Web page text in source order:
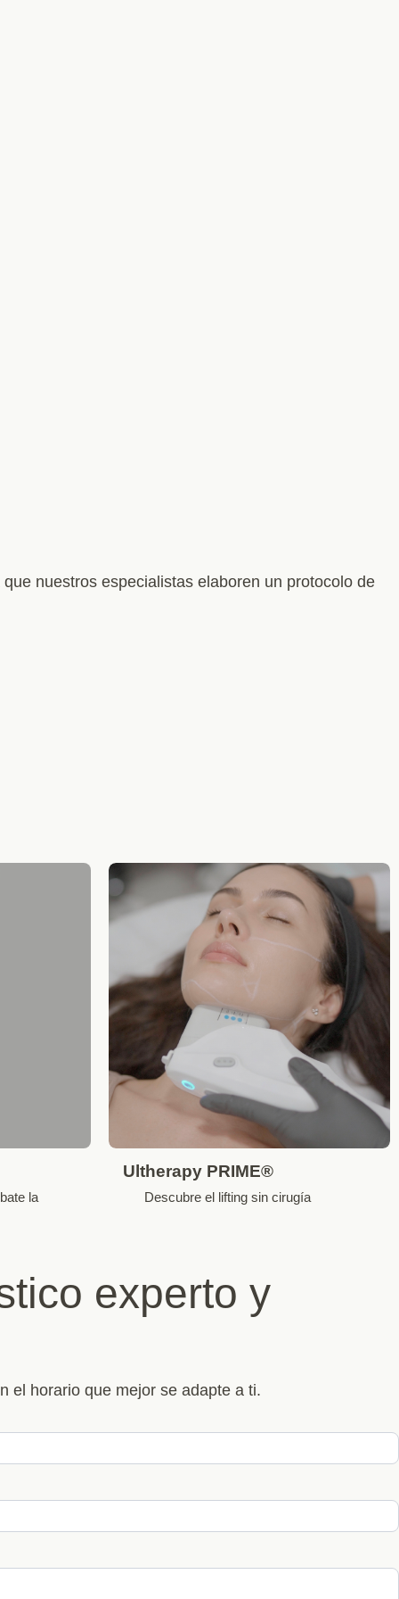
nuestros especialistas elaboren un protocolo de
la
Ultherapy PRIME®
Descubre el lifting sin cirugía
experto y
el horario que mejor se adapte a ti.